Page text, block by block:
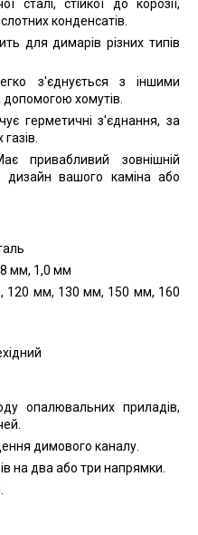
сталі, стійкої до корозії,
конденсатів.
для димарів різних типів
з'єднується з іншими
хомутів.
герметичні з'єднання, за
привабливий зовнішній
дизайн вашого каміна або
мм, 1,0 мм
120 мм, 130 мм, 150 мм, 160
опалювальних приладів,
димового каналу.
на два або три напрямки.